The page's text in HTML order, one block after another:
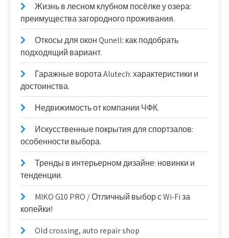
Жизнь в лесном клубном посёлке у озера:
преимущества загородного проживания.
Откосы для окон Qunell: как подобрать
подходящий вариант.
Гаражные ворота Alutech: характеристики и
достоинства.
Недвижимость от компании ЧФК.
Искусственные покрытия для спортзалов:
особенности выбора.
Тренды в интерьерном дизайне: новинки и
тенденции.
MIKO G10 PRO / Отличный выбор с Wi-Fi за
копейки!
Old crossing, auto repair shop